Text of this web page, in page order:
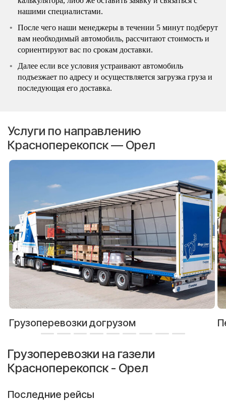
нашими специалистами.
После чего наши менеджеры в течении 5 минут подберут
вам необходимый автомобиль, рассчитают стоимость и
сориентируют вас по срокам доставки.
Далее если все условия устраивают автомобиль
подъезжает по адресу и осуществляется загрузка груза и
последующая его доставка.
Услуги по направлению
Красноперекопск — Орел
Грузоперевозки догрузом
Грузоперевозки на газели
Красноперекопск - Орел
Последние рейсы